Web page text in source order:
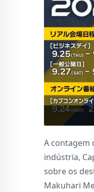
A contagem
indústria,
sobre os
Makuhari